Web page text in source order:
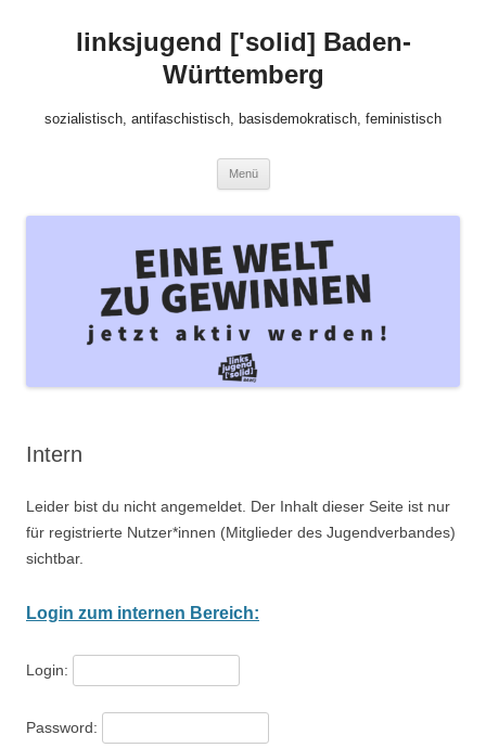
springenlinksjugend ['solid] Baden-
Württemberg
sozialistisch, antifaschistisch, basisdemokratisch, feministisch
Menü
Intern
Leider bist du nicht angemeldet. Der Inhalt dieser Seite ist nur
für registrierte Nutzer*innen (Mitglieder des Jugendverbandes)
sichtbar.
Login zum internen Bereich:
Login:
Password: